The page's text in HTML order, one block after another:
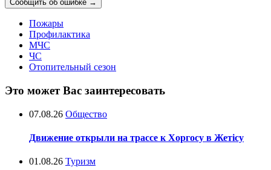
Сообщить об ошибке →
Пожары
Профилактика
МЧС
ЧС
Отопительный сезон
Это может Вас заинтересовать
07.08.26 Общество
Движение открыли на трассе к Хоргосу в Жетісу
01.08.26 Туризм